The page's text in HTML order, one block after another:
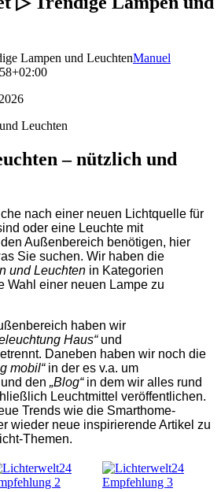
Lampen und LeuchtenManuel
– nützlich und
nach einer neuen Lichtquelle für
oder eine Leuchte mit
Außenbereich benötigen, hier
Sie suchen. Wir haben die
und Leuchten in Kategorien
Wahl einer neuen Lampe zu
haben wir
Haus“und
Daneben haben wir noch die
mobil“in der es v.a. um
den „Blog“in dem wir alles rund
Leuchtmittel veröffentlichen.
Trends wie die Smarthome-
wieder neue inspirierende Artikel zu
Themen.